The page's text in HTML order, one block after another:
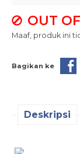
OUT
Maaf, produk ini
Bagikan ke
Deskripsi